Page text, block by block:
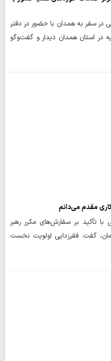
در سفر به همدان با حضور در دفتر
در استان همدان دیدار و گفت‌وگو
مقدم می‌دانم
تأکید بر سفارش‌های مکرر رهبر
گفت: فقرزدایی اولویت نخست